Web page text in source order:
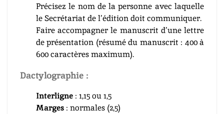
Précisez le nom de la personne avec laquelle
le Secrétariat de l’édition doit communiquer.
Faire accompagner le manuscrit d’une lettre
de présentation (résumé du manuscrit : 400 à
600 caractères maximum).
Dactylographie :
Interligne : 1,15 ou 1,5
Marges : normales (2,5)